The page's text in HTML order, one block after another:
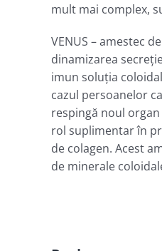
mult mai complex,
VENUS – amestec
dinamizarea
imun soluţia
cazul persoanelor
respingă noul
rol suplimentar în
de colagen. Acest
de minerale